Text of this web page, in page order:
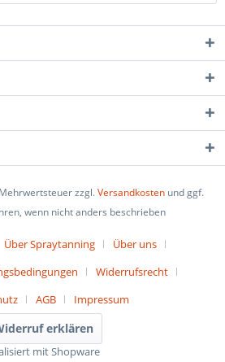
zzgl.Versandkosten und ggf.
wenn nicht anders beschrieben
Über Spraytanning
Über uns
Widerrufsrecht
AGB Impressum
erklären
mit Shopware